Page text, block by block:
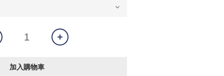
加入購物車